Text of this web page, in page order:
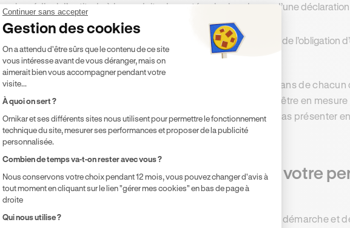
avis médical d’aptitude à la conduite des catégories lourdes ou d’une
lourdes si vous possédez le permis poids lourds
décision de suspension ou d’annulation, d’un courrier informant de l’obligation
médical si votre permis de conduire a été suspendu ou annulé
devez être en mesure de fournir des photographies ou des scans de
les originaux s’ils vous sont demandés. Vous devez également être en mesure
officiellepour chaque document que vous ne pouvez pas présenter
la démarche de conversion de votre
étranger en France
ne serez pas coincé durant la période de l’instruction de votre démarche et
Continuer sans accepter
Gestion des cookies
Plateforme de Gestion du Consentement :
On a attendu d'être sûrs que le contenu de ce site
vous intéresse avant de vous déranger, mais on
aimerait bien vous accompagner pendant votre
visite...
À quoi on sert ?
Ornikar et ses différents sites nous utilisent pour permettre le fonctionnement
technique du site, mesurer ses performances et proposer de la publicité
personnalisée.
Combien de temps va-t-on rester avec vous ?
Nous conservons votre choix pendant 12 mois, vous pouvez changer d'avis à
tout moment en cliquant sur le lien "gérer mes cookies" en bas de page à
droite
Qui nous utilise ?
Axeptio consent